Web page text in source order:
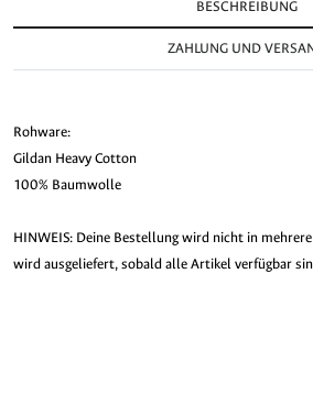
BESCHREIBUNG
ZAHLUNG UND
Rohware:
Gildan Heavy Cotton
100% Baumwolle
HINWEIS: Deine Bestellung wird nicht in
wird ausgeliefert, sobald alle Artikel verfügbar